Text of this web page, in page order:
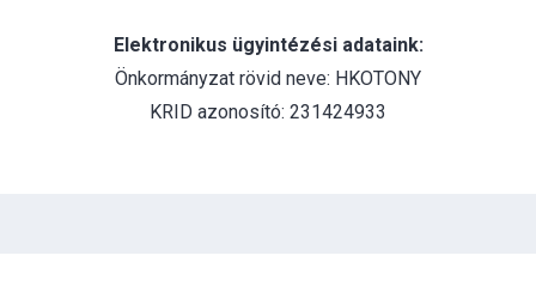
Elektronikus ügyintézési adataink:
Önkormányzat rövid neve: HKOTONY
KRID azonosító: 231424933